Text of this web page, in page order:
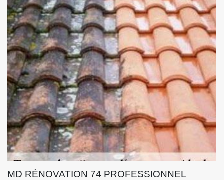
MD RÉNOVATION 74 PROFESSIONNEL